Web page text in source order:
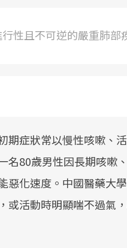
性且不可逆的嚴重肺部
期症狀常以慢性咳嗽、
名80歲男性因長期咳嗽
惡化速度。中國醫藥大
或活動時明顯喘不過氣
健康台灣推動委員會」與
服務，更是民眾了解自
動健康管理的重要起點
前往專題
你的健康革命！
前往專題
健康的認知，進而引導實
前往專題
該如何照顧自己。
前往專題